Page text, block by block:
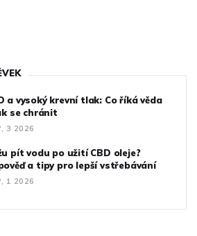
psychoaktivní stavy.
a vysoký krevní tlak: Co říká věda
se chránit
3 2026
pít vodu po užití CBD oleje?
a tipy pro lepší vstřebávání
1 2026